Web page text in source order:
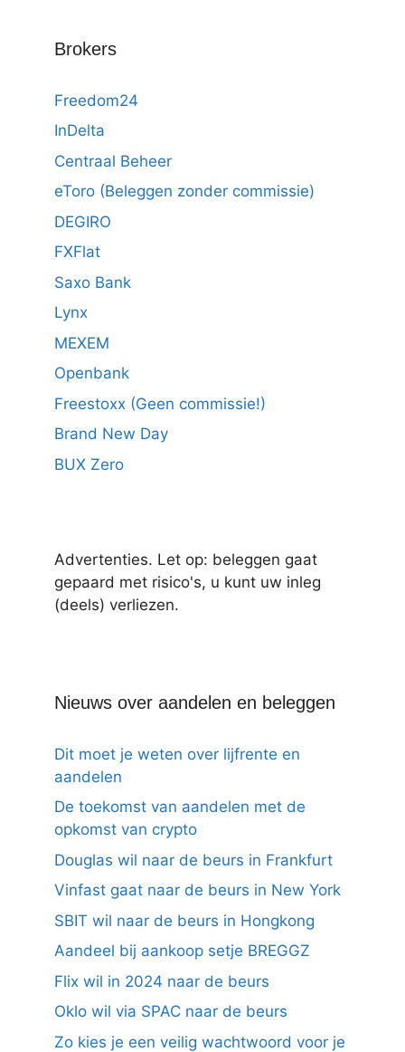
Brokers
Freedom24
InDelta
Centraal Beheer
eToro (Beleggen zonder commissie)
DEGIRO
FXFlat
Saxo Bank
Lynx
MEXEM
Openbank
Freestoxx (Geen commissie!)
Brand New Day
BUX Zero
Advertenties. Let op: beleggen gaat
gepaard met risico's, u kunt uw inleg
(deels) verliezen.
Nieuws over aandelen en beleggen
Dit moet je weten over lijfrente en
aandelen
De toekomst van aandelen met de
opkomst van crypto
Douglas wil naar de beurs in Frankfurt
Vinfast gaat naar de beurs in New York
SBIT wil naar de beurs in Hongkong
Aandeel bij aankoop setje BREGGZ
Flix wil in 2024 naar de beurs
Oklo wil via SPAC naar de beurs
Zo kies je een veilig wachtwoord voor je